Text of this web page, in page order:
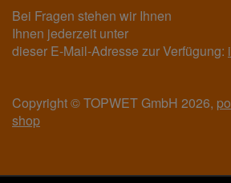
Bei Fragen stehen wir Ihnen
Ihnen jederzeit unter
dieser E-Mail-Adresse zur Verfügung:
Copyright © TOPWET GmbH 2026,
shop